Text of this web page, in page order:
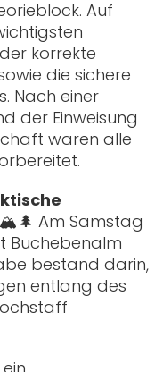
Auf
korrekte
die sichere
Nach einer
der Einweisung
waren alle
🏔️🌲 Am Samstag
Buchebenalm
bestand darin,
entlang des